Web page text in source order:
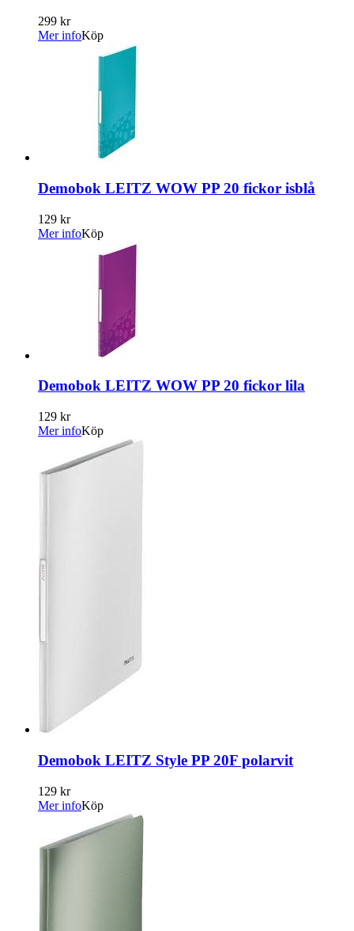
299 kr
Mer infoKöp
Demobok LEITZ WOW PP 20 fickor isblå
129 kr
Mer infoKöp
Demobok LEITZ WOW PP 20 fickor lila
129 kr
Mer infoKöp
Demobok LEITZ Style PP 20F polarvit
129 kr
Mer infoKöp